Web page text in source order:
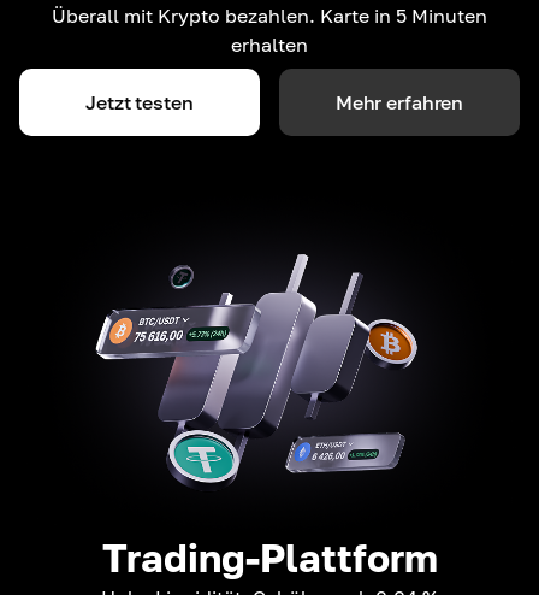
Überall mit Krypto bezahlen. Karte in 5 Minuten
erhalten
Jetzt testen Mehr erfahren
Trading-Plattform